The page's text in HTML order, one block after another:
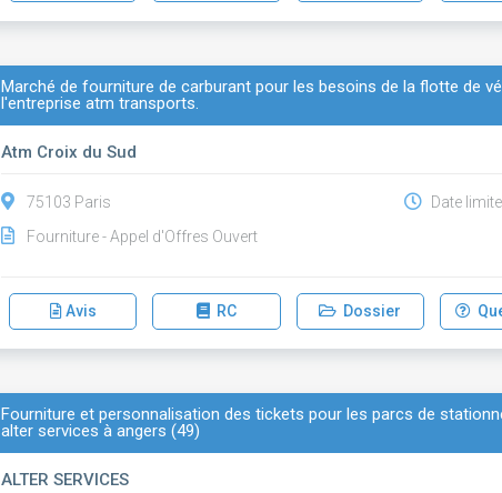
Marché de fourniture de carburant pour les besoins de la flotte de
l'entreprise atm transports.
Atm Croix du Sud
75103 Paris
Fourniture - Appel d'Offres Ouvert
Date
Avis RC Dossier
Fourniture et personnalisation des tickets pour les parcs de
alter services à angers (49)
ALTER SERVICES